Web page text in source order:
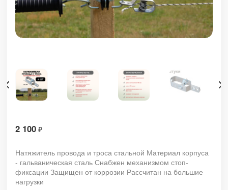
2 100 ₽
Натяжитель провода и троса стальной Материал корпуса
- гальваническая сталь Снабжен механизмом стоп-
фиксации Защищен от коррозии Рассчитан на большие
нагрузки